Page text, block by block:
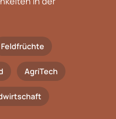
Feldfrüchte
AgriTech